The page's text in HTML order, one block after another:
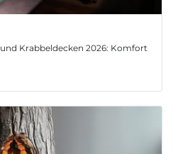
Krabbeldecken 2026: Komfort